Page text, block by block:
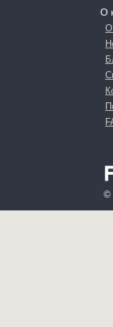
О
О
©